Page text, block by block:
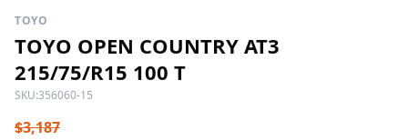
TOYO
TOYO OPEN COUNTRY AT3
215/75/R15 100 T
SKU:356060-15
$3,187